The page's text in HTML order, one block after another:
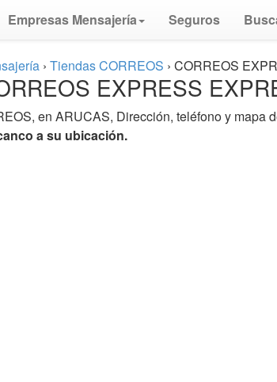
Empresas Mensajería Seguros
› Tiendas CORREOS › CORREOS
EXPRESS
en ARUCAS, Dirección, teléfono y mapa
a su ubicación.